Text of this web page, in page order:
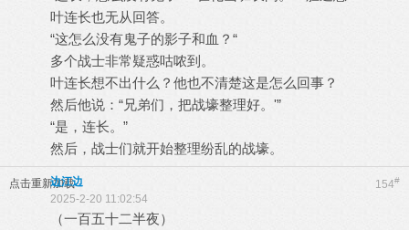
叶连长也无从回答。
“这怎么没有鬼子的影子和血？“
多个战士非常疑惑咕哝到。
叶连长想不出什么？他也不清楚这是怎么回事？
然后他说：“兄弟们，把战壕整理好。'”
“是，连长。”
然后，战士们就开始整理纷乱的战壕。
点击重新加载 154#
边江边
2025-2-20 11:02:54
（一百五十二半夜）